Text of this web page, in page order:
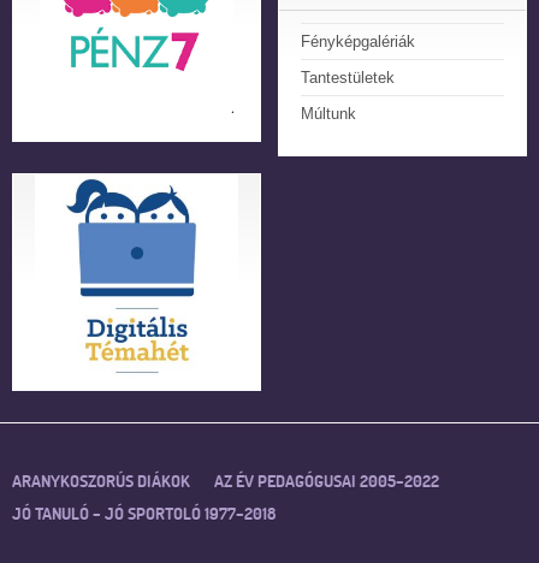
Fényképgalériák
Tantestületek
Múltunk
ARANYKOSZORÚS DIÁKOK
AZ ÉV PEDAGÓGUSAI 2005–2022
JÓ TANULÓ – JÓ SPORTOLÓ 1977–2018